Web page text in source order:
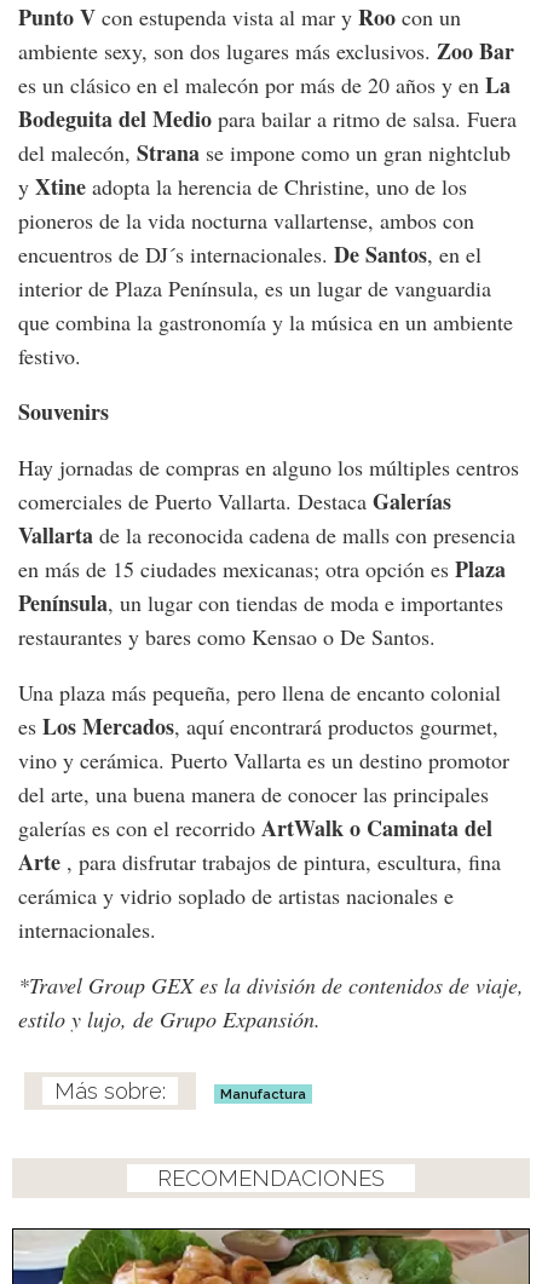
Punto V con estupenda vista al mar y Roo con un
ambiente sexy, son dos lugares más exclusivos. Zoo Bar
es un clásico en el malecón por más de 20 años y en La
Bodeguita del Medio para bailar a ritmo de salsa. Fuera
del malecón, Strana se impone como un gran nightclub
y Xtine adopta la herencia de Christine, uno de los
pioneros de la vida nocturna vallartense, ambos con
encuentros de DJ´s internacionales. De Santos, en el
interior de Plaza Península, es un lugar de vanguardia
que combina la gastronomía y la música en un ambiente
festivo.
Souvenirs
Hay jornadas de compras en alguno los múltiples centros
comerciales de Puerto Vallarta. Destaca Galerías
Vallarta de la reconocida cadena de malls con presencia
en más de 15 ciudades mexicanas; otra opción es Plaza
Península, un lugar con tiendas de moda e importantes
restaurantes y bares como Kensao o De Santos.
Una plaza más pequeña, pero llena de encanto colonial
es Los Mercados, aquí encontrará productos gourmet,
vino y cerámica. Puerto Vallarta es un destino promotor
del arte, una buena manera de conocer las principales
galerías es con el recorrido ArtWalk o Caminata del
Arte , para disfrutar trabajos de pintura, escultura, fina
cerámica y vidrio soplado de artistas nacionales e
internacionales.
*Travel Group GEX es la división de contenidos de viaje,
estilo y lujo, de Grupo Expansión.
Manufactura
RECOMENDACIONES